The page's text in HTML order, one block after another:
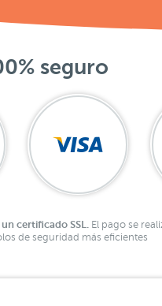
seguro
certificado SSL.
El pago se
de seguridad más eficientes